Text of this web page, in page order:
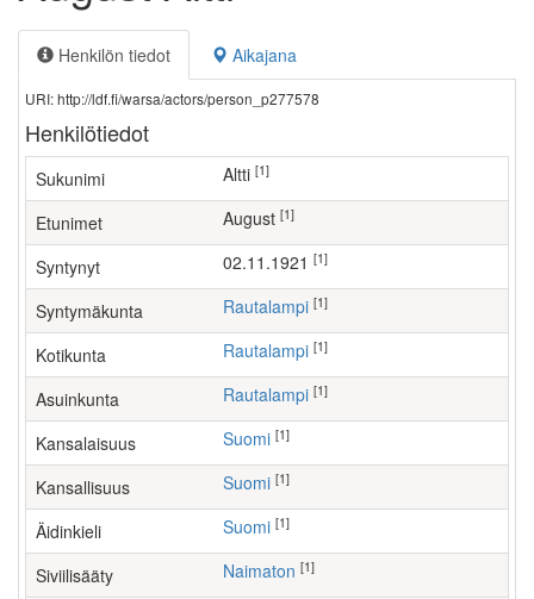
Henkilön tiedot Aikajana
URI: http://ldf.fi/warsa/actors/person_p277578
Henkilötiedot
Sukunimi Altti [1]
Etunimet August [1]
Syntynyt 02.11.1921 [1]
Syntymäkunta Rautalampi [1]
Kotikunta Rautalampi [1]
Asuinkunta Rautalampi [1]
Kansalaisuus Suomi [1]
Kansallisuus Suomi [1]
Äidinkieli Suomi [1]
Siviilisääty Naimaton [1]